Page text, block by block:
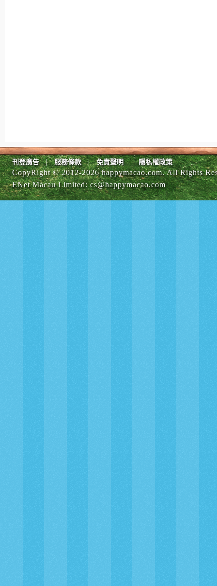
刊登廣告 | 服務條款 | 免責聲明 | 隱私權政策
CopyRight © 2012-2026 happymacao.com. All Rights
ENet Macau Limited:cs@happymacao.com